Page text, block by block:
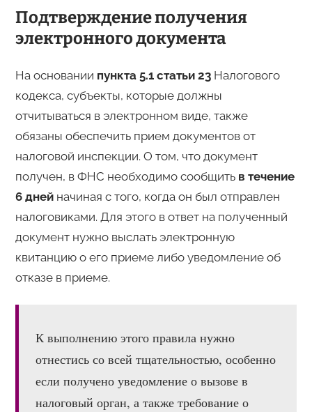
Подтверждение получения
электронного документа
На основании пункта 5.1 статьи 23Налогового
кодекса, субъекты, которые должны
отчитываться в электронном виде, также
обязаны обеспечить прием документов от
налоговой инспекции. О том, что документ
получен, в ФНС необходимо сообщить в течение
6 днейначиная с того, когда он был отправлен
налоговиками. Для этого в ответ на полученный
документ нужно выслать электронную
квитанцию о его приеме либо уведомление об
отказе в приеме.
К выполнению этого правила нужно
отнестись со всей тщательностью, особенно
если получено уведомление о вызове в
налоговый орган, а также требование о